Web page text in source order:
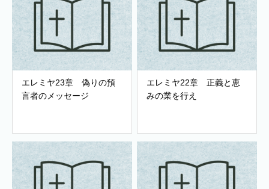
エレミヤ23章 偽りの預
言者のメッセージ
エレミヤ22章 正義と恵
みの業を行え